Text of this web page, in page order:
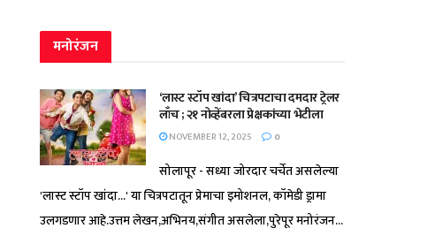
मनोरंजन
‘लास्ट स्टॉप खांदा’ चित्रपटाचा दमदार ट्रेलर
लाँच ; २१ नोव्हेंबरला प्रेक्षकांच्या भेटीला
NOVEMBER 12, 2025 0
सोलापूर - सध्या जोरदार चर्चेत असलेल्या
'लास्ट स्टॉप खांदा...' या चित्रपटातून प्रेमाचा इमोशनल, कॉमेडी ड्रामा
उलगडणार आहे.उत्तम लेखन,अभिनय,संगीत असलेला,पुरेपूर मनोरंजन...